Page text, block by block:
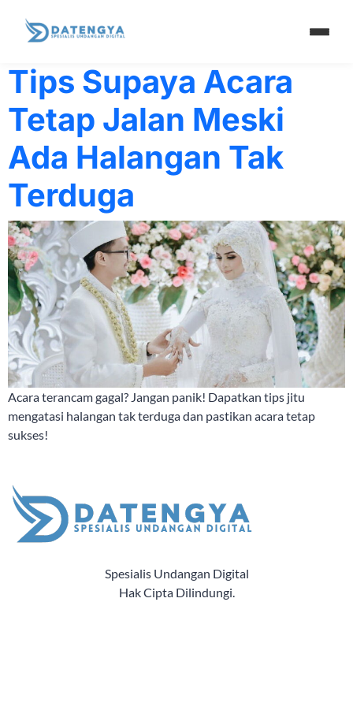
Tag:terancam
Tips Supaya Acara
Tetap Jalan Meski
Ada Halangan Tak
Terduga
Acara terancam gagal? Jangan panik! Dapatkan tips jitu
mengatasi halangan tak terduga dan pastikan acara tetap
sukses!
Spesialis Undangan Digital
Hak Cipta Dilindungi.